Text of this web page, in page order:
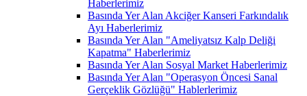
Haberlerimiz
Basında Yer Alan Akciğer Kanseri Farkındalık
Ayı Haberlerimiz
Basında Yer Alan "Ameliyatsız Kalp Deliği
Kapatma" Haberlerimiz
Basında Yer Alan Sosyal Market Haberlerimiz
Basında Yer Alan "Operasyon Öncesi Sanal
Gerçeklik Gözlüğü" Hablerlerimiz